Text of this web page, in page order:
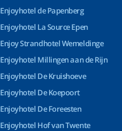
Enjoyhotel de Papenberg
Enjoyhotel La Source Epen
Enjoy Strandhotel Wemeldinge
Enjoyhotel Millingen aan de Rijn
Enjoyhotel De Kruishoeve
Enjoyhotel De Koepoort
Enjoyhotel De Foreesten
Enjoyhotel Hof van Twente